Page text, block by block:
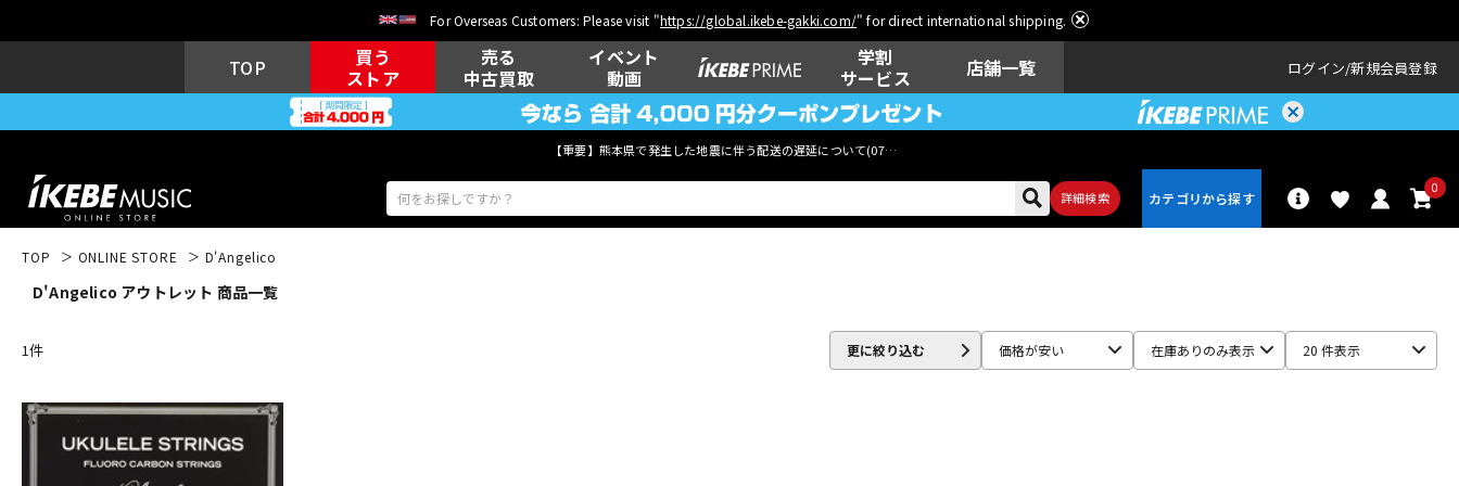
For Overseas Customers: Please visit "https://global.ikebe-gakki.com/" for direct international shipping.
TOP
買う
ストア
売る
中古買取
イベント
動画
学割
サービス
店舗一覧 ログイン 新規会員登録
【重要】熊本県で発生した地震に伴う配送の遅延について(07月29日
詳細検索
0
エレキギター
キーボード
TOP ONLINE STORE D'Angelico
D'Angelico アウトレット 商品一覧
1件 更に絞り込む 価格が安い 在庫ありのみ表示 20 件表示